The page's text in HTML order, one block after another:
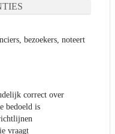
bezoekers, noteert
correct over
bedoeld is
vraagt